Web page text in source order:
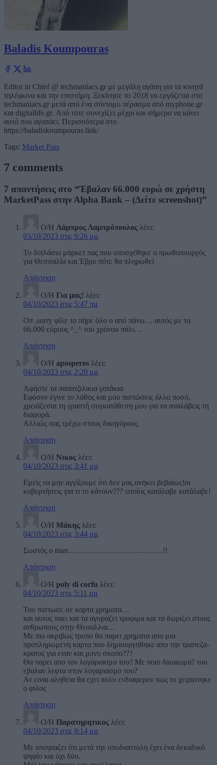
Baladis Koumpouras
Editor in Chief @ techmaniacs.gr με μεγάλη αγάπη για τα κινητά
τηλέφωνα και την επιστήμη. Ξεκίνησε το 2018 να εργάζεται στο
techmaniacs.gr μετά από ένα σύντομο πέρασμα από myphone.gr
και digitallife.gr. Από τότε συνεχίζει μέχρι και σήμερα να κάνει
αυτό που αγαπάει. Περισσότερα στο
https://baladiskoumpouras.link/
Tags: Market Pass
7 comments
7 απαντήσεις στο “Έβαλαν 66.000 ευρώ σε χρήστη
MarketPass στην Αlpha Βank – (Δείτε screenshot)”
Ο/Η Λάμπρος Λαμπρόπουλος λέει:
03/10/2023 στις 9:26 μμ
Το διπλάσιο μάρκετ πας που υποσχέθηκε ο πρωθυπουργός
για Θεσσαλία και Έβρο πότε θα πληρωθεί
Απάντηση
Ο/Η Για μας! λέει:
04/10/2023 στις 5:47 πμ
Οπ ,sorry φίλε το πήρε όλο ο από πάνω… αυτός με τα
66.000 εύρους ^_^ του χρόνου πάλι…
Απάντηση
Ο/Η aposperos λέει:
04/10/2023 στις 2:20 μμ
Αφήστε τα παπατζιλικια γατάκια
Εφόσον έγινε το λάθος και μου πιστώσεις άλλο ποσό,
χρειάζεσαι τη γραπτή συγκατάθεση μου για να αναλάβεις τη
διαφορά.
Αλλιώς σας τρέχω στους δικηγόρους
Απάντηση
Ο/Η Νικος λέει:
04/10/2023 στις 3:41 μμ
Εμείς να μην αγγίζουμε ότι δεν μας ανήκει βεβαίως!οι
κυβερνήσεις για τι το κάνουν??? οποίος κατάλαβε κατάλαβε!
Απάντηση
Ο/Η Μάκης λέει:
04/10/2023 στις 3:44 μμ
Σωστός ο man……………………………….!!
Απάντηση
Ο/Η poly di corfu λέει:
04/10/2023 στις 5:11 μμ
Του πιστωσε σε καρτα χρηματα…
και αυτος παει και τα αγοραζει τροφιμα και τα δωριζει στους
ανθρωπους στην Θεσαλλια…
Με πιο ακριβως τροπο θα παρει χρηματα απο μια
προπληρωμενη καρτα που δημιουργηθηκε απο την τραπεζα-
κρατος για εναν και μονο σκοπο???
Θα παρει απο τον λογαριασμο του? Με ποιο δικαιωμα? του
εβαλαν λεφτα στον λογαριασμο του?
Αν ειναι αληθεια θα εχει πολυ ενδιαφερον πως το χειριστηκε
ο φιλος
Απάντηση
Ο/Η Παρατηρητικος λέει:
04/10/2023 στις 8:14 μμ
Με υποψιαζει ότι μετά την υποδιαστολη έχει ένα δεκαδικό
ψηφίο και όχι δύο.